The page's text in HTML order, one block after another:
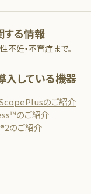
する情報
不妊・不育症まで。
入している機器
のご紹介
のご紹介
のご紹介